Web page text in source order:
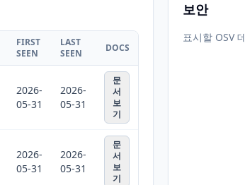
FIRST
SEEN
LAST
SEEN
DOCS
2026-
05-31
2026-
05-31
문
서
보
기
2026-
05-31
2026-
05-31
문
서
보
기
보안
표시할 OSV